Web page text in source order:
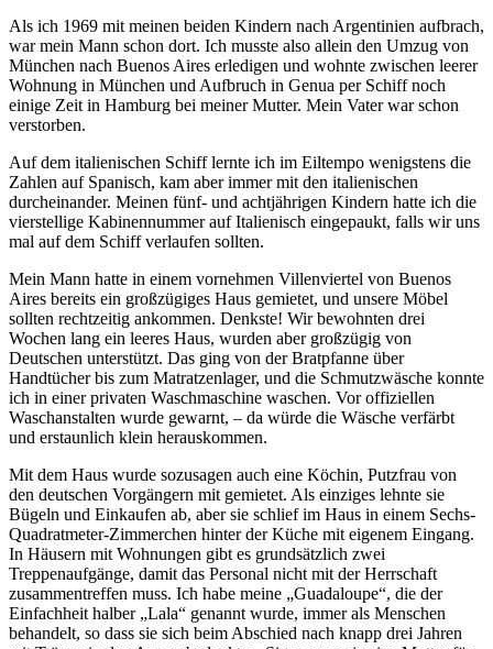
Als ich 1969 mit meinen beiden Kindern nach Argentinien aufbrach,
war mein Mann schon dort. Ich musste also allein den Umzug von
München nach Buenos Aires erledigen und wohnte zwischen leerer
Wohnung in München und Aufbruch in Genua per Schiff noch
einige Zeit in Hamburg bei meiner Mutter. Mein Vater war schon
verstorben.
Auf dem italienischen Schiff lernte ich im Eiltempo wenigstens die
Zahlen auf Spanisch, kam aber immer mit den italienischen
durcheinander. Meinen fünf- und achtjährigen Kindern hatte ich die
vierstellige Kabinennummer auf Italienisch eingepaukt, falls wir uns
mal auf dem Schiff verlaufen sollten.
Mein Mann hatte in einem vornehmen Villenviertel von Buenos
Aires bereits ein großzügiges Haus gemietet, und unsere Möbel
sollten rechtzeitig ankommen. Denkste! Wir bewohnten drei
Wochen lang ein leeres Haus, wurden aber großzügig von
Deutschen unterstützt. Das ging von der Bratpfanne über
Handtücher bis zum Matratzenlager, und die Schmutzwäsche konnte
ich in einer privaten Waschmaschine waschen. Vor offiziellen
Waschanstalten wurde gewarnt, – da würde die Wäsche verfärbt
und erstaunlich klein herauskommen.
Mit dem Haus wurde sozusagen auch eine Köchin, Putzfrau von
den deutschen Vorgängern mit gemietet. Als einziges lehnte sie
Bügeln und Einkaufen ab, aber sie schlief im Haus in einem Sechs-
Quadratmeter-Zimmerchen hinter der Küche mit eigenem Eingang.
In Häusern mit Wohnungen gibt es grundsätzlich zwei
Treppenaufgänge, damit das Personal nicht mit der Herrschaft
zusammentreffen muss. Ich habe meine
Guadaloupe , die der
Einfachheit halber Lala
genannt wurde, immer als Menschen
behandelt, so dass sie sich beim Abschied nach knapp drei Jahren